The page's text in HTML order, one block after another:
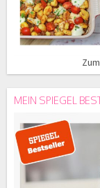
MEIN SPIEGEL